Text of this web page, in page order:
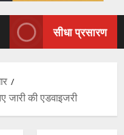
सीधा प्रसारण
जारी की एडवाइजरी